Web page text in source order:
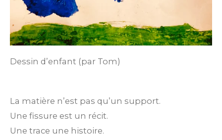
Dessin d’enfant (par Tom)
La matière n’est pas qu’un support.
Une fissure est un récit.
Une trace une histoire.